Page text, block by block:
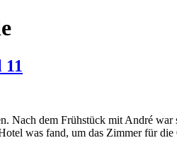
Nach dem Frühstück mit André
was fand, um das Zimmer für